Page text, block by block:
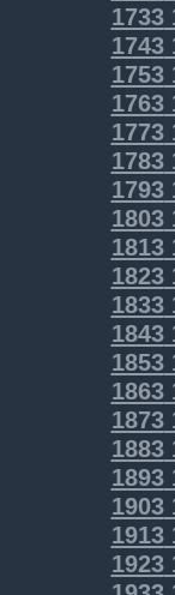
1733
1743
1753
1763
1773
1783
1793
1803
1813
1823
1833
1843
1853
1863
1873
1883
1893
1903
1913
1923